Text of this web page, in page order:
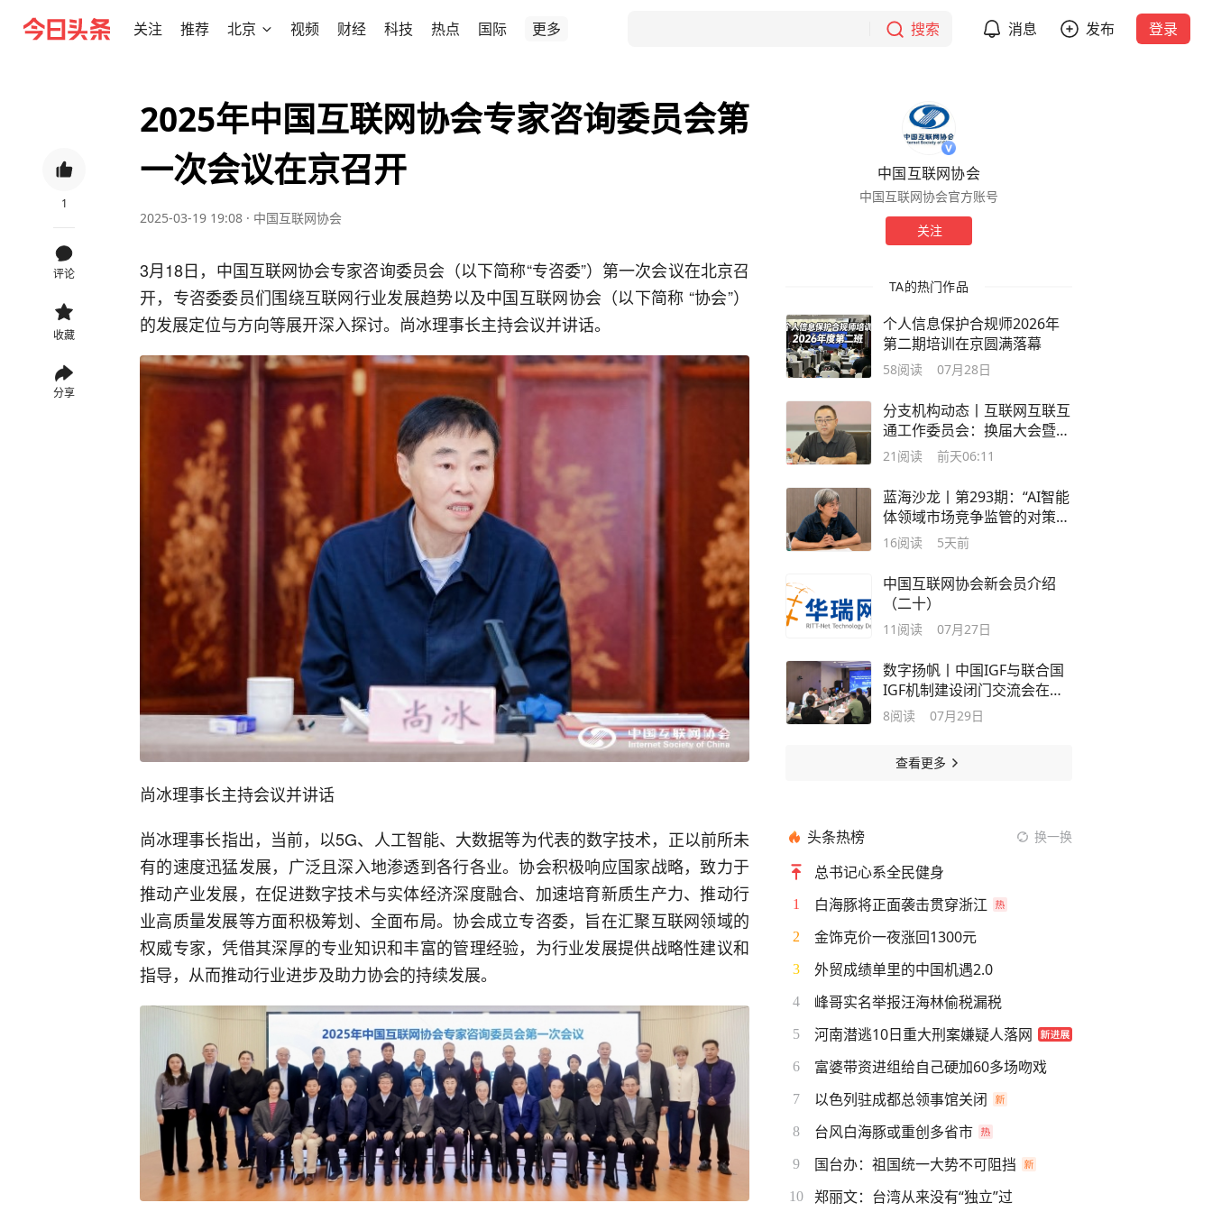
关注 推荐 北京 视频 财经 科技 热点 国际 更多 搜索 消息 发布 登录
1
评论
收藏
分享
2025年中国互联网协会专家咨询委员会第
一次会议在京召开
2025-03-19 19:08 · 中国互联网协会
3月18日，中国互联网协会专家咨询委员会（以下简称“专咨委”）第一次会议在北京召
开，专咨委委员们围绕互联网行业发展趋势以及中国互联网协会（以下简称 “协会”）
的发展定位与方向等展开深入探讨。尚冰理事长主持会议并讲话。
尚冰理事长主持会议并讲话
尚冰理事长指出，当前，以5G、人工智能、大数据等为代表的数字技术，正以前所未
有的速度迅猛发展，广泛且深入地渗透到各行各业。协会积极响应国家战略，致力于
推动产业发展，在促进数字技术与实体经济深度融合、加速培育新质生产力、推动行
业高质量发展等方面积极筹划、全面布局。协会成立专咨委，旨在汇聚互联网领域的
权威专家，凭借其深厚的专业知识和丰富的管理经验，为行业发展提供战略性建议和
指导，从而推动行业进步及助力协会的持续发展。
中国互联网协会
中国互联网协会官方账号
关注
TA的热门作品
个人信息保护合规师2026年
第二期培训在京圆满落幕
58阅读 07月28日
分支机构动态丨互联网互联互
通工作委员会：换届大会暨第
二届委员会第一次全体成员会
21 阅读 前天06:11
蓝海沙龙丨第293期：“AI智能
体领域市场竞争监管的对策思
路”研讨会在京举办
16阅读 5天前
中国互联网协会新会员介绍
（二十）
11 阅读 07月27日
数字扬帆丨中国IGF与联合国
IGF机制建设闭门交流会在京
举行
8阅读 07月29日
查看更多
头条热榜 换一换
总书记心系全民健身
1 白海豚将正面袭击贯穿浙江
2 金饰克价一夜涨回1300元
3 外贸成绩单里的中国机遇2.0
4 峰哥实名举报汪海林偷税漏税
5 河南潜逃10日重大刑案嫌疑人落网
6 富婆带资进组给自己硬加60多场吻戏
7 以色列驻成都总领事馆关闭
8 台风白海豚或重创多省市
9 国台办：祖国统一大势不可阻挡
10 郑丽文：台湾从来没有“独立”过